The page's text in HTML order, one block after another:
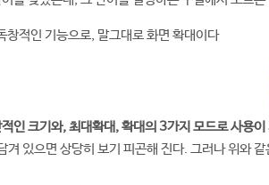
적인 기능으로, 말그대로 화면 확대이다
인 크기와, 최대확대, 확대의 3가지 모드로 사용이
겨 있으면 상당히 보기 피곤해 진다. 그러나 위와